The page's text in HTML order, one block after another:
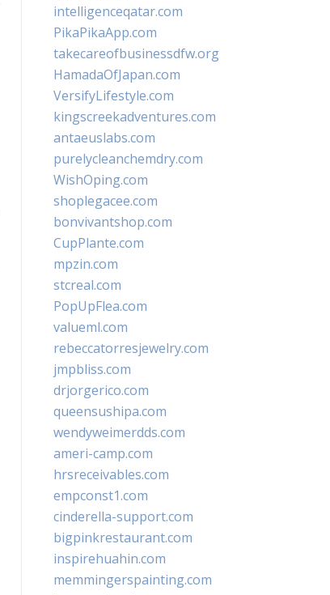
intelligenceqatar.com
PikaPikaApp.com
takecareofbusinessdfw.org
HamadaOfJapan.com
VersifyLifestyle.com
kingscreekadventures.com
antaeuslabs.com
purelycleanchemdry.com
WishOping.com
shoplegacee.com
bonvivantshop.com
CupPlante.com
mpzin.com
stcreal.com
PopUpFlea.com
valueml.com
rebeccatorresjewelry.com
jmpbliss.com
drjorgerico.com
queensushipa.com
wendyweimerdds.com
ameri-camp.com
hrsreceivables.com
empconst1.com
cinderella-support.com
bigpinkrestaurant.com
inspirehuahin.com
memmingerspainting.com